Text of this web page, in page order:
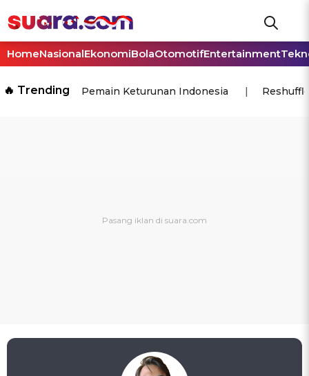
HomeNasionalEkonomiBolaOtomotifEntertainment
🔥 Trending Pemain Keturunan Indonesia